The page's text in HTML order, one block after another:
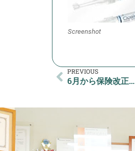
Screenshot
PREVIOUS
6月から保険改正…